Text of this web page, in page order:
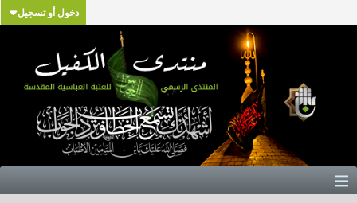
دخول أو تسجيل